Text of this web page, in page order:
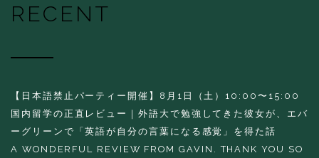
RECENT
【日本語禁止パーティー開催】8月1日（土）10:00〜15:00
国内留学の正直レビュー｜外語大で勉強してきた彼女が、エバ
ーグリーンで「英語が自分の言葉になる感覚」を得た話
A WONDERFUL REVIEW FROM GAVIN. THANK YOU SO